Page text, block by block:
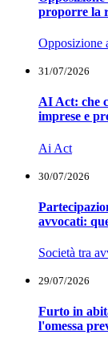
proporre la
Opposizione
31/07/2026
AI Act: che
imprese e
Ai Act
30/07/2026
avvocati:
Società tra
29/07/2026
Furto in
l'omessa